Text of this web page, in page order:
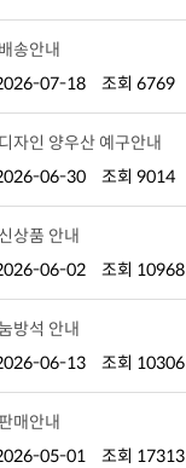
송안내
07-18 조회 6769
자인 양우산 예구안내
06-30 조회 9014
상품 안내
06-02 조회 10968
방석 안내
06-13 조회 10306
매안내
05-01 조회 17313